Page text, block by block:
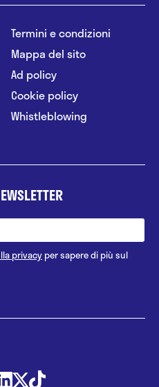
Termini e condizioni
Mappa del sito
Ad policy
Cookie policy
Whistleblowing
privacy per sapere di più sul